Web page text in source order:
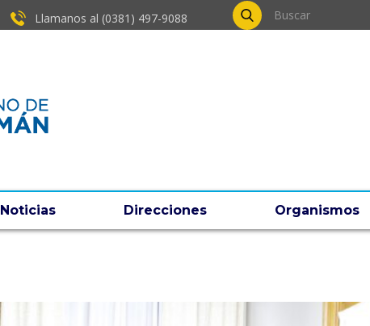
Llamanos al (0381) ​497-9088
Noticias Direcciones Organismos